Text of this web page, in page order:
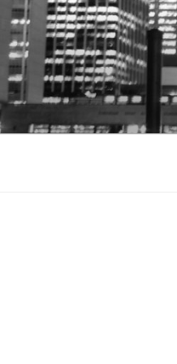
Zum
Inhalt
springen